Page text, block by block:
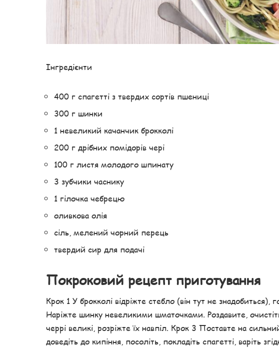
Інгредієнти
400 г спагетті з твердих сортів пшениці
300 г шинки
1 невеликий качанчик брокколі
200 г дрібних помідорів чері
100 г листя молодого шпинату
3 зубчики часнику
1 гілочка чебрецю
оливкова олія
сіль, мелений чорний перець
твердий сир для подачі
Покроковий рецепт приготування
Крок 1 У брокколі відріжте стебло (він тут не знадобиться),
Наріжте шинку невеликими шматочками. Роздавите,
черрі великі, розріжте їх навпіл. Крок 3 Поставте на
доведіть до кипіння, посоліть, покладіть спагетті, варіть